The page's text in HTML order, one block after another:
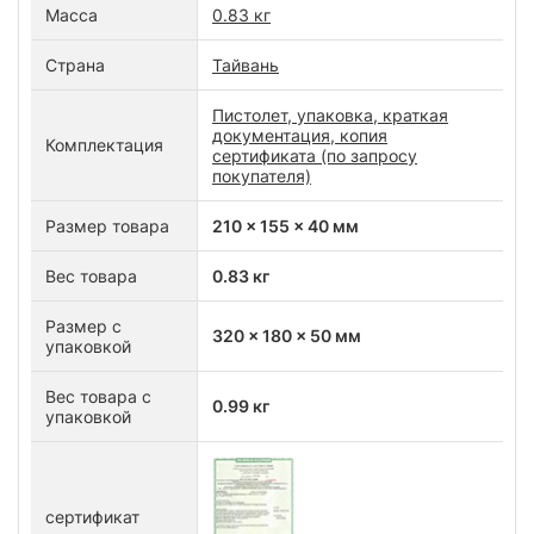
Масса 0.83 кг
Страна Тайвань
Комплектация
Пистолет, упаковка, краткая
документация, копия
сертификата (по запросу
покупателя)
Размер товара 210 x 155 x 40 мм
Вес товара 0.83 кг
Размер с
упаковкой
320 x 180 x 50 мм
Вес товара с
упаковкой
0.99 кг
сертификат